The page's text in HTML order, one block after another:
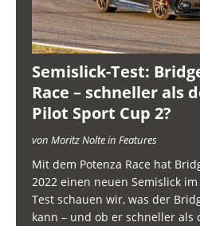
Semislick-Test:
Race – schneller als
Pilot Sport Cup 2?
von Moritz Nolte in Features
Mit dem Potenza Race hat
2022 einen neuen Semislick
Test schauen wir, was der
kann – und ob er schneller als